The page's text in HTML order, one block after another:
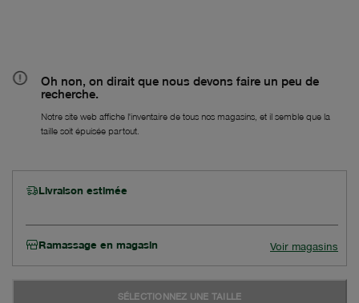
Oh non, on dirait que nous devons faire un peu de
recherche.
Notre site web affiche l'inventaire de tous nos magasins, et il semble que la
taille soit épuisée partout.
Livraison estimée
Ramassage en magasin Voir magasins
SÉLECTIONNEZ UNE TAILLE